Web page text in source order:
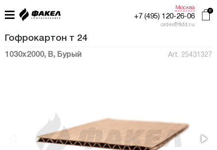
Москва
+7 (495) 120-26-06
order@fkfd.ru
ПРОИЗВОДСТВО
ЖУРНАЛ УПАКОВЩИКА
Гофрокартон т 24
1030x2000, В, Бурый Art. 25431327